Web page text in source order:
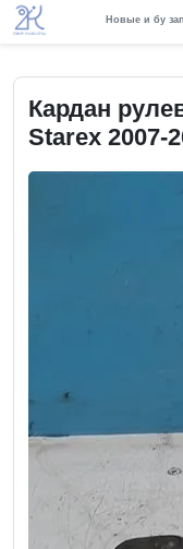
Новые и бу
Кардан
Starex 2007-